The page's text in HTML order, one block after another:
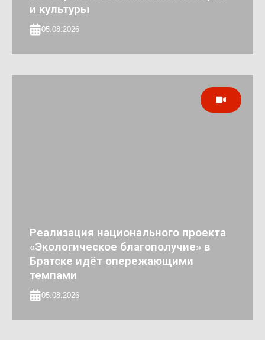
и культуры
05.08.2026
Реализация национального проекта
«Экологическое благополучие» в
Братске идёт опережающими
темпами
05.08.2026